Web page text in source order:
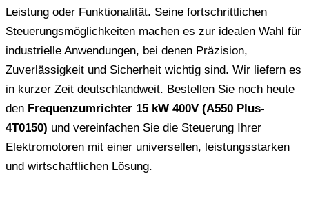
Leistung oder Funktionalität. Seine fortschrittlichen
Steuerungsmöglichkeiten machen es zur idealen Wahl für
industrielle Anwendungen, bei denen Präzision,
Zuverlässigkeit und Sicherheit wichtig sind. Wir liefern es
in kurzer Zeit deutschlandweit. Bestellen Sie noch heute
den Frequenzumrichter 15 kW 400V (A550 Plus-
4T0150) und vereinfachen Sie die Steuerung Ihrer
Elektromotoren mit einer universellen, leistungsstarken
und wirtschaftlichen Lösung.